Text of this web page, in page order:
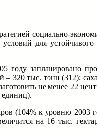
социально-
для устойчивого
запланировано
320 тыс. тонн (312);
не менее 22
единиц).
(104% к уровню 2003
на 16 тыс.